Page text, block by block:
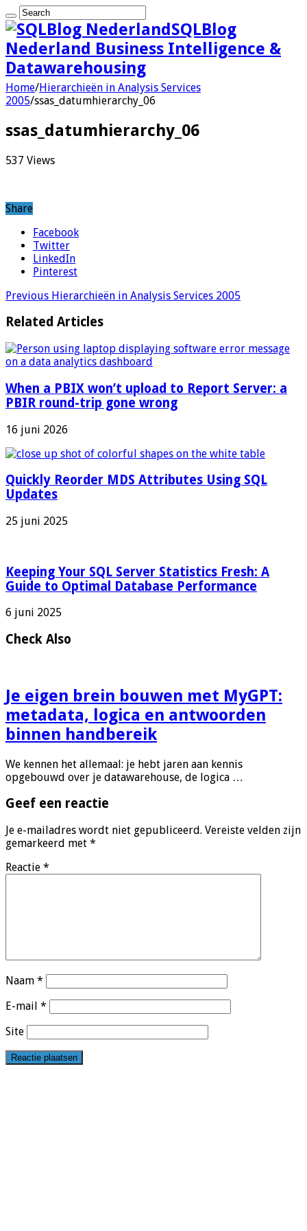
SQLBlog
Nederland Business Intelligence &
Datawarehousing
Home/Hierarchieën in Analysis Services
2005/ssas_datumhierarchy_06
ssas_datumhierarchy_06
537 Views
Share
Facebook
Twitter
LinkedIn
Pinterest
Previous Hierarchieën in Analysis Services 2005
Related Articles
When a PBIX won’t upload to Report Server: a
PBIR round-trip gone wrong
16 juni 2026
Quickly Reorder MDS Attributes Using SQL
Updates
25 juni 2025
Keeping Your SQL Server Statistics Fresh: A
Guide to Optimal Database Performance
6 juni 2025
Check Also
Je eigen brein bouwen met MyGPT:
metadata, logica en antwoorden
binnen handbereik
We kennen het allemaal: je hebt jaren aan kennis
opgebouwd over je datawarehouse, de logica …
Geef een reactie
Je e-mailadres wordt niet gepubliceerd. Vereiste velden zijn
gemarkeerd met *
Reactie *
Naam *
E-mail *
Site